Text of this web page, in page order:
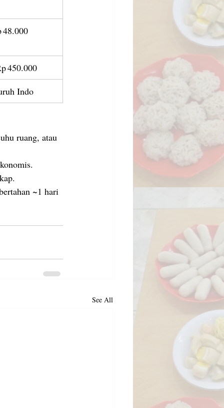
48.000
450.000
Indo
ruang, atau
~1 hari
See All